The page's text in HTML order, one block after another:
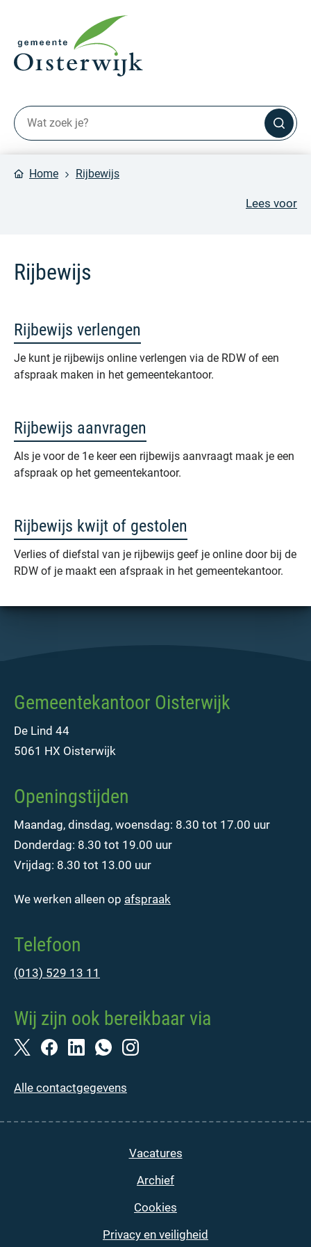
Home Rijbewijs
Lees voor
Rijbewijs
Rijbewijs verlengen
Je kunt je rijbewijs online verlengen via de RDW of een
afspraak maken in het gemeentekantoor.
Rijbewijs aanvragen
Als je voor de 1e keer een rijbewijs aanvraagt maak je een
afspraak op het gemeentekantoor.
Rijbewijs kwijt of gestolen
Verlies of diefstal van je rijbewijs geef je online door bij de
RDW of je maakt een afspraak in het gemeentekantoor.
Gemeentekantoor Oisterwijk
De Lind 44
5061 HX Oisterwijk
Openingstijden
Maandag, dinsdag, woensdag: 8.30 tot 17.00 uur
Donderdag: 8.30 tot 19.00 uur
Vrijdag: 8.30 tot 13.00 uur
We werken alleen op afspraak
Telefoon
(013) 529 13 11
Wij zijn ook bereikbaar via
Alle contactgegevens
Vacatures
Archief
Cookies
Privacy en veiligheid